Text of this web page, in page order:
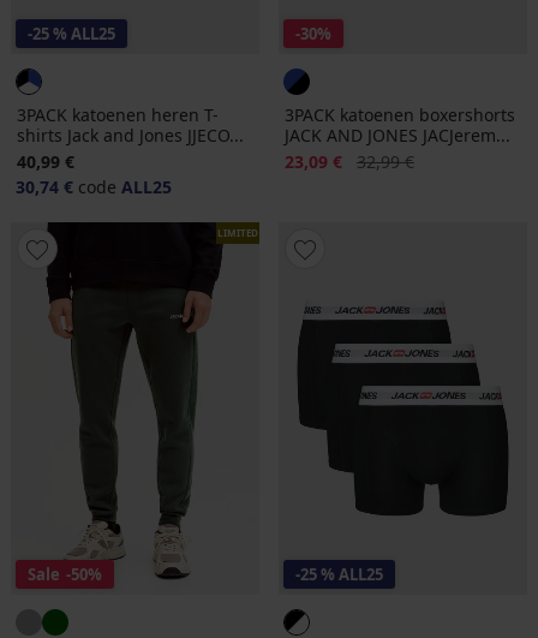
-25 % ALL25
3PACK katoenen heren T-
shirts Jack and Jones JJECO...
40,99 €
30,74 € code ALL25
-30%
3PACK katoenen boxershorts
JACK AND JONES JACJerem...
Korting
23,09 € Oorspronkelijke prijs
32,99 €
LIMITED
Sale -50% -25 % ALL25